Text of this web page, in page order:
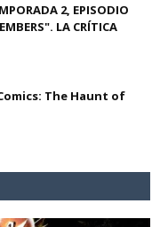
2, EPISODIO
LA CRÍTICA
The Haunt of